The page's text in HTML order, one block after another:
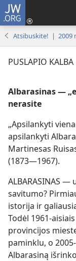
JW.ORG
Atsibuskite! | 2009
PUSLAPIO KALBA
Albarasinas —
nerasite
„Apsilankyti
apsilankyti
Martinesas
(1873—1967).
ALBARASINAS
savitumo?
istorija ir
Todėl 1961-
provincijos
paminklu, o
Albarasiną